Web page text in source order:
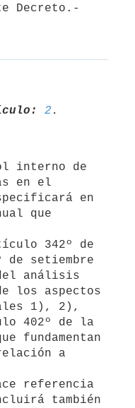
Decreto.-
2
en el
en
que
342º de
de setiembre
análisis
los aspectos
1), 2),
402º de la
fundamentan
a
también